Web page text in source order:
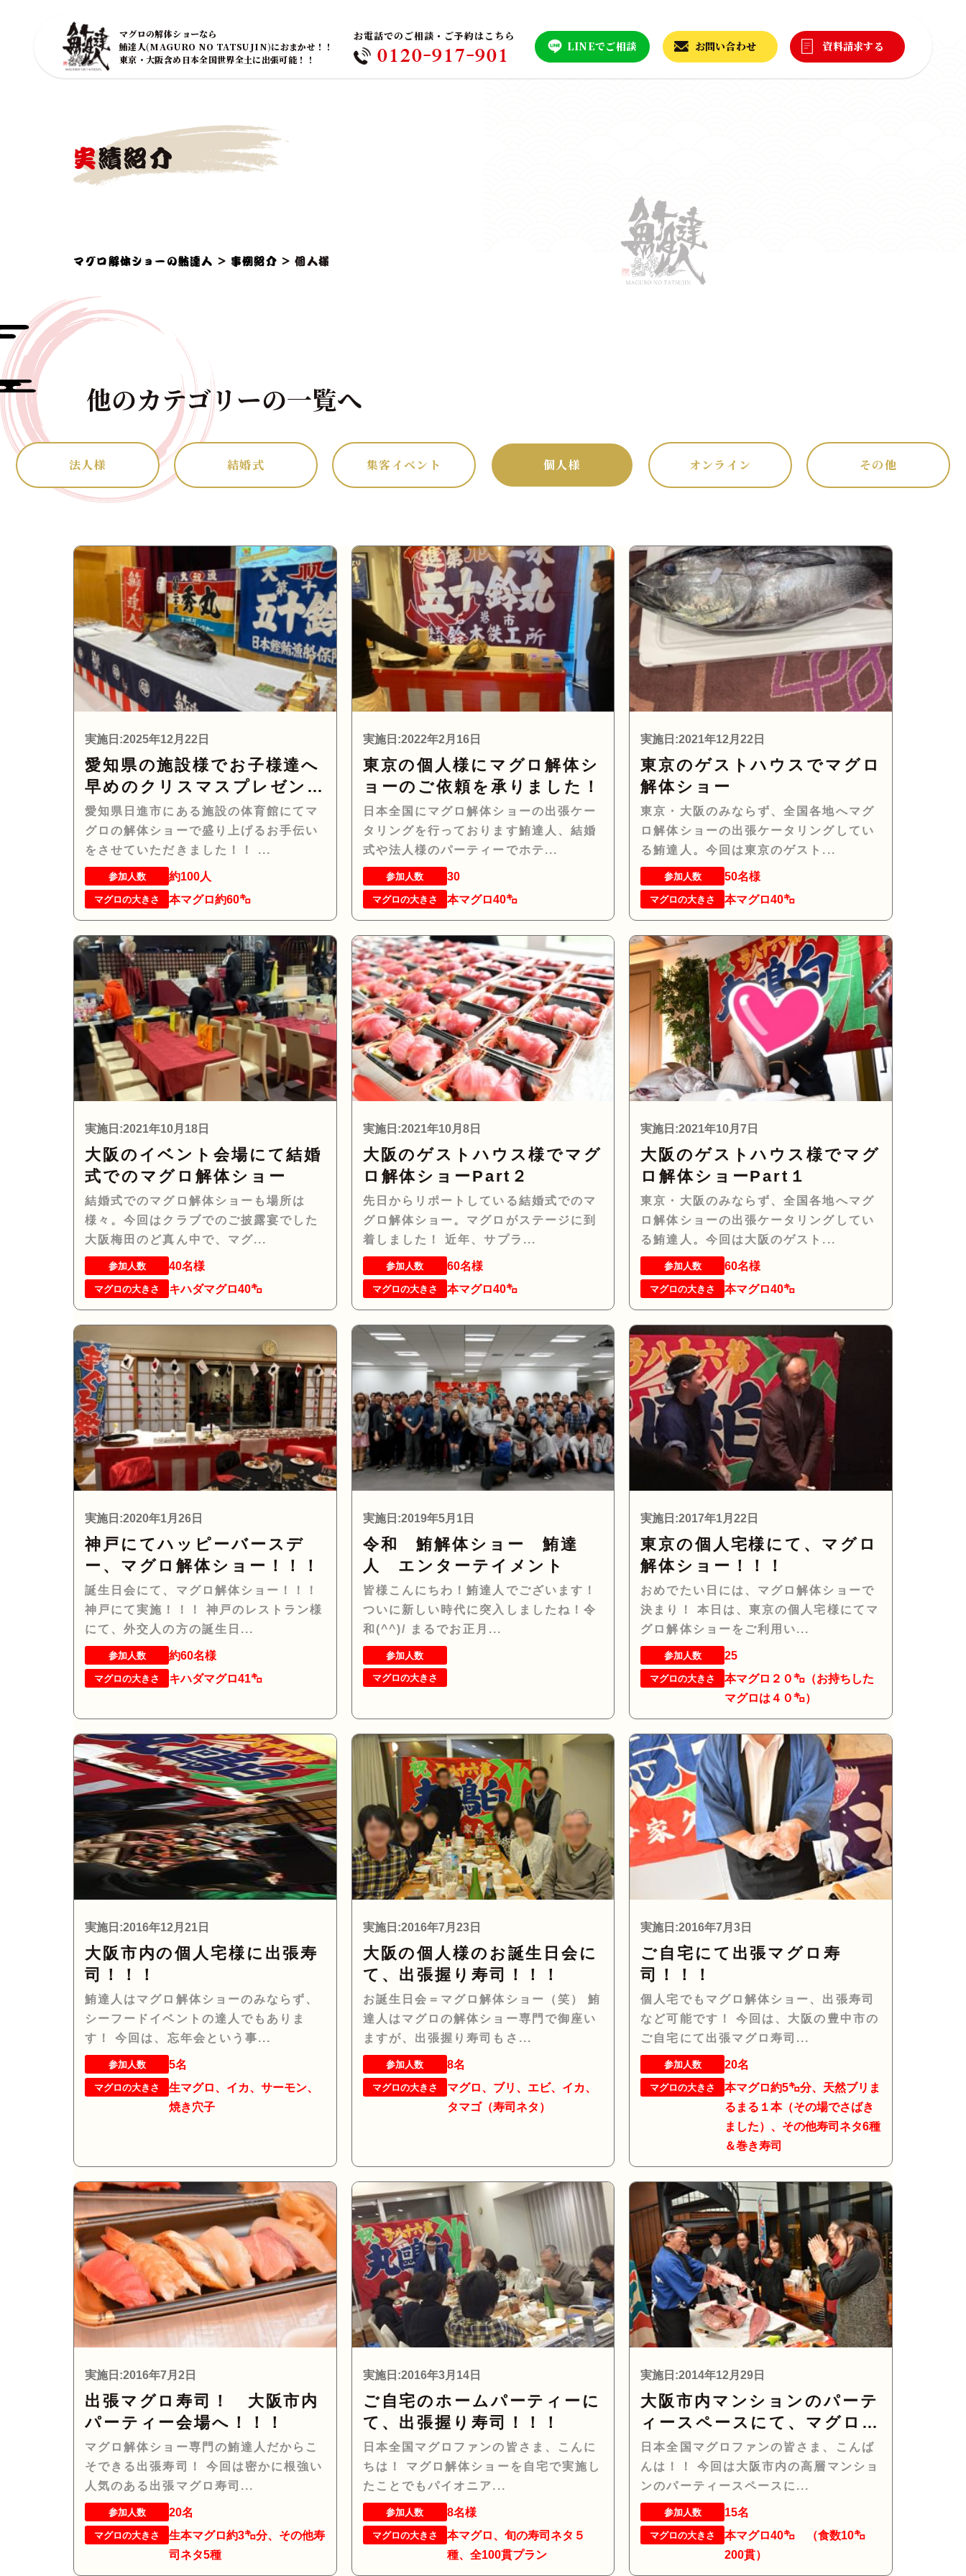
マグロの解体ショーなら
鮪達人(MAGURO NO TATSUJIN)におまかせ！！
東京・大阪含め日本全国世界全土に出張可能！！
お電話でのご相談・ご予約はこちら
0120-917-901 LINEでご相談 お問い合わせ 資料請求する
実績紹介
マグロ解体ショーの鮪達人 >事例紹介 >個人様
他のカテゴリーの一覧へ
法人様 結婚式 集客イベント 個人様 オンライン その他
実施日:2025年12月22日
愛知県の施設様でお子様達へ
早めのクリスマスプレゼン
トとしてマグロの解体ショー
を実施！？
愛知県日進市にある施設の体育館にてマ
グロの解体ショーで盛り上げるお手伝い
をさせていただきました！！ ...
参加人数 約100人
マグロの大きさ 本マグロ約60㌔
実施日:2022年2月16日
東京の個人様にマグロ解体シ
ョーのご依頼を承りました！
日本全国にマグロ解体ショーの出張ケー
タリングを行っております鮪達人、結婚
式や法人様のパーティーでホテ...
参加人数 30
マグロの大きさ 本マグロ40㌔
実施日:2021年12月22日
東京のゲストハウスでマグロ
解体ショー
東京・大阪のみならず、全国各地へマグ
ロ解体ショーの出張ケータリングしてい
る鮪達人。今回は東京のゲスト...
参加人数 50名様
マグロの大きさ 本マグロ40㌔
実施日:2021年10月18日
大阪のイベント会場にて結婚
式でのマグロ解体ショー
結婚式でのマグロ解体ショーも場所は
様々。今回はクラブでのご披露宴でした
大阪梅田のど真ん中で、マグ...
参加人数 40名様
マグロの大きさ キハダマグロ40㌔
実施日:2021年10月8日
大阪のゲストハウス様でマグ
ロ解体ショーPart２
先日からリポートしている結婚式でのマ
グロ解体ショー。マグロがステージに到
着しました！ 近年、サプラ...
参加人数 60名様
マグロの大きさ 本マグロ40㌔
実施日:2021年10月7日
大阪のゲストハウス様でマグ
ロ解体ショーPart１
東京・大阪のみならず、全国各地へマグ
ロ解体ショーの出張ケータリングしてい
る鮪達人。今回は大阪のゲスト...
参加人数 60名様
マグロの大きさ 本マグロ40㌔
実施日:2020年1月26日
神戸にてハッピーバースデ
ー、マグロ解体ショー！！！
誕生日会にて、マグロ解体ショー！！！
神戸にて実施！！！ 神戸のレストラン様
にて、外交人の方の誕生日...
参加人数 約60名様
マグロの大きさ キハダマグロ41㌔
実施日:2019年5月1日
令和 鮪解体ショー 鮪達
人 エンターテイメント
皆様こんにちわ！鮪達人でございます！
ついに新しい時代に突入しましたね！令
和(^^)/ まるでお正月...
参加人数
マグロの大きさ
実施日:2017年1月22日
東京の個人宅様にて、マグロ
解体ショー！！！
おめでたい日には、マグロ解体ショーで
決まり！ 本日は、東京の個人宅様にてマ
グロ解体ショーをご利用い...
参加人数 25
マグロの大きさ
本マグロ２０㌔（お持ちした
マグロは４０㌔）
実施日:2016年12月21日
大阪市内の個人宅様に出張寿
司！！！
鮪達人はマグロ解体ショーのみならず、
シーフードイベントの達人でもありま
す！ 今回は、忘年会という事...
参加人数 5名
マグロの大きさ
生マグロ、イカ、サーモン、
焼き穴子
実施日:2016年7月23日
大阪の個人様のお誕生日会に
て、出張握り寿司！！！
お誕生日会＝マグロ解体ショー（笑） 鮪
達人はマグロの解体ショー専門で御座い
ますが、出張握り寿司もさ...
参加人数 8名
マグロの大きさ
マグロ、ブリ、エビ、イカ、
タマゴ（寿司ネタ）
実施日:2016年7月3日
ご自宅にて出張マグロ寿
司！！！
個人宅でもマグロ解体ショー、出張寿司
など可能です！ 今回は、大阪の豊中市の
ご自宅にて出張マグロ寿司...
参加人数 20名
マグロの大きさ
本マグロ約5㌔分、天然ブリま
るまる１本（その場でさばき
ました）、その他寿司ネタ6種
＆巻き寿司
実施日:2016年7月2日
出張マグロ寿司！ 大阪市内
パーティー会場へ！！！
マグロ解体ショー専門の鮪達人だからこ
そできる出張寿司！ 今回は密かに根強い
人気のある出張マグロ寿司...
参加人数 20名
マグロの大きさ
生本マグロ約3㌔分、その他寿
司ネタ5種
実施日:2016年3月14日
ご自宅のホームパーティーに
て、出張握り寿司！！！
日本全国マグロファンの皆さま、こんに
ちは！ マグロ解体ショーを自宅で実施し
たことでもパイオニア...
参加人数 8名様
マグロの大きさ
本マグロ、旬の寿司ネタ５
種、全100貫プラン
実施日:2014年12月29日
大阪市内マンションのパーテ
ィースペースにて、マグロ解
体ショーーー！！！
日本全国マグロファンの皆さま、こんば
んは！！ 今回は大阪市内の高層マンショ
ンのパーティースペースに...
参加人数 15名
マグロの大きさ
本マグロ40㌔ （食数10㌔
200貫）